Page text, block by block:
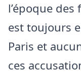
l’époque des
est toujours
Paris et
ces